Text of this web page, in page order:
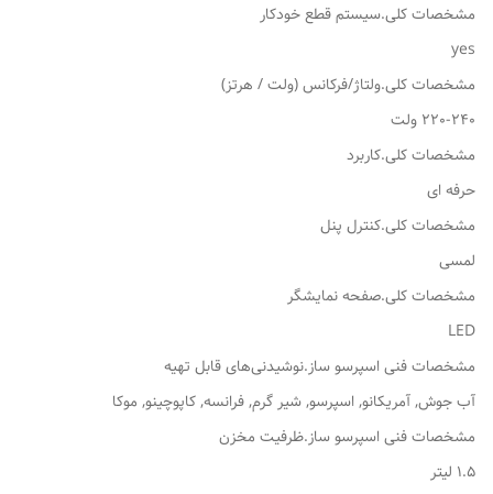
مشخصات کلی.سیستم قطع خودکار
yes
مشخصات کلی.ولتاژ/فرکانس (ولت / هرتز)
220-240 ولت
مشخصات کلی.کاربرد
حرفه ای
مشخصات کلی.کنترل پنل
لمسی
مشخصات کلی.صفحه نمایشگر
LED
مشخصات فنی اسپرسو ساز.نوشیدنی‌های قابل تهیه
آب جوش, آمریکانو, اسپرسو, شیر گرم, فرانسه, کاپوچینو, موکا
مشخصات فنی اسپرسو ساز.ظرفیت مخزن
1.5 لیتر